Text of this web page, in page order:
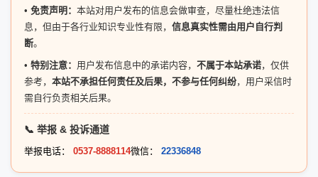
• 免责声明： 本站对用户发布的信息会做审查，尽量杜绝违法信
息，但由于各行业知识专业性有限， 信息真实性需由用户自行判
断。
• 特别注意： 用户发布信息中的承诺内容， 不属于本站承诺，仅供
参考， 本站不承担任何责任及后果，不参与任何纠纷，用户采信时
需自行负责相关后果。
📞 举报 & 投诉通道
举报电话： 0537-8888114微信： 22336848